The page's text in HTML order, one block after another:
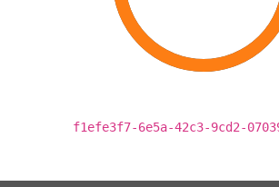
f1efe3f7-6e5a-42c3-9cd2-